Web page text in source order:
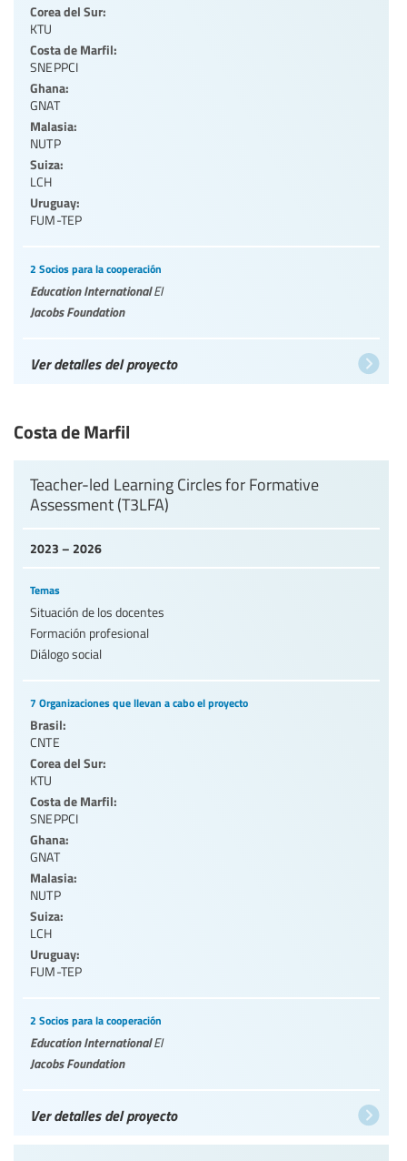
Corea del Sur:
KTU
Costa de Marfil:
SNEPPCI
Ghana:
GNAT
Malasia:
NUTP
Suiza:
LCH
Uruguay:
FUM-TEP
2 Socios para la cooperación
Education InternationalEI
Jacobs Foundation
Ver detalles del proyecto
Costa de Marfil
2023 – 2026
Teacher-led Learning Circles for Formative
Assessment (T3LFA)
Temas
Situación de los docentes
Formación profesional
Diálogo social
7 Organizaciones que llevan a cabo el proyecto
Brasil:
CNTE
Corea del Sur:
KTU
Costa de Marfil:
SNEPPCI
Ghana:
GNAT
Malasia:
NUTP
Suiza:
LCH
Uruguay:
FUM-TEP
2 Socios para la cooperación
Education InternationalEI
Jacobs Foundation
Ver detalles del proyecto